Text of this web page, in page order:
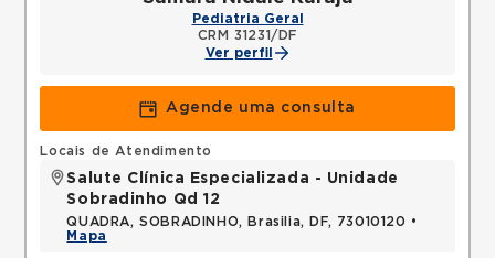
Pediatria Geral
CRM 31231/DF
Ver perfil
Agende uma consulta
Locais de Atendimento
Salute Clínica Especializada - Unidade
Sobradinho Qd 12
QUADRA, SOBRADINHO, Brasilia, DF, 73010120 •
Mapa